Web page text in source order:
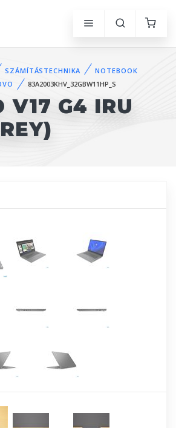
SZÁMÍTÁSTECHNIKA
NOTEBOOK
83A2003KHV_32GBW11HP_S
V17 G4 IRU